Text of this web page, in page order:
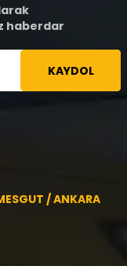
haberdar
KAYDOL
/ ANKARA